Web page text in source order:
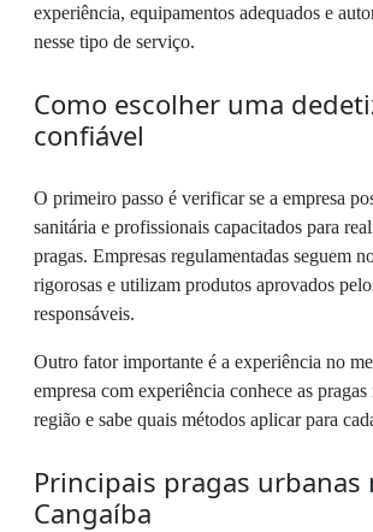
experiência, equipamentos adequados e
nesse tipo de serviço.
Como escolher uma
confiável
O primeiro passo é verificar se a empresa
sanitária e profissionais capacitados para
pragas. Empresas regulamentadas seguem
rigorosas e utilizam produtos aprovados
responsáveis.
Outro fator importante é a experiência no
empresa com experiência conhece as
região e sabe quais métodos aplicar para
Principais pragas urbanas
Cangaíba